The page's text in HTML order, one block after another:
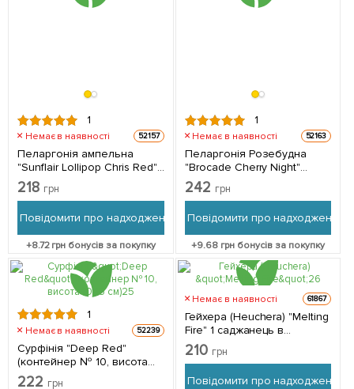
1
Немає в наявності 52157
Пеларгонія ампельна
"Sunflair Lollipop Chris Red"
(контейнер № 10, висота
10-20 см) 1 саджанець в
218 грн
Повідомити про надходження
+8.72грн бонусів за покупку
1
Немає в наявності 52163
Пеларгонія Розебудна
"Brocade Cherry Night"
(контейнер № 10, висота
10-20 см) 1 саджанець в
242 грн
Повідомити про надходження
+9.68 грн бонусів за покупку
1
Немає в наявності 52239
Сурфінія "Deep Red"
(контейнер № 10, висота
10-15 см) 1 саджанець в
222 грн
Немає в наявності 61867
Гейхера (Heuchera) "Melting
Fire" 1 саджанець в
упаковці
210 грн
Повідомити про надходження